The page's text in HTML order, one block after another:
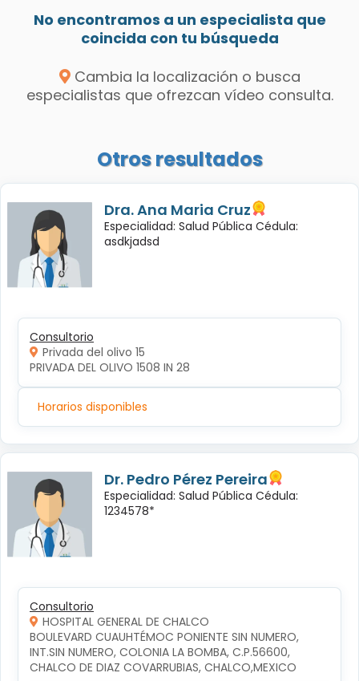
No encontramos a un especialista que
coincida con tu búsqueda
Cambia la localización o busca
especialistas que ofrezcan vídeo consulta.
Otros resultados
Dra. Ana Maria Cruz
Especialidad: Salud Pública Cédula:
asdkjadsd
Consultorio
Privada del olivo 15
PRIVADA DEL OLIVO 1508 IN 28
Horarios disponibles
Dr. Pedro Pérez Pereira
Especialidad: Salud Pública Cédula:
1234578*
Consultorio
HOSPITAL GENERAL DE CHALCO
BOULEVARD CUAUHTÉMOC PONIENTE SIN NUMERO,
INT.SIN NUMERO, COLONIA LA BOMBA, C.P.56600,
CHALCO DE DIAZ COVARRUBIAS, CHALCO,MEXICO